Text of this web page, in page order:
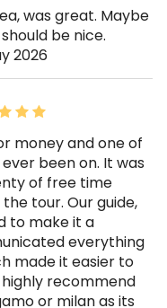
was great. Maybe
be nice.
2026
money and one of
been on. It was
of free time
tour. Our guide,
to make it a
everything
made it easier to
highly recommend
or milan as its